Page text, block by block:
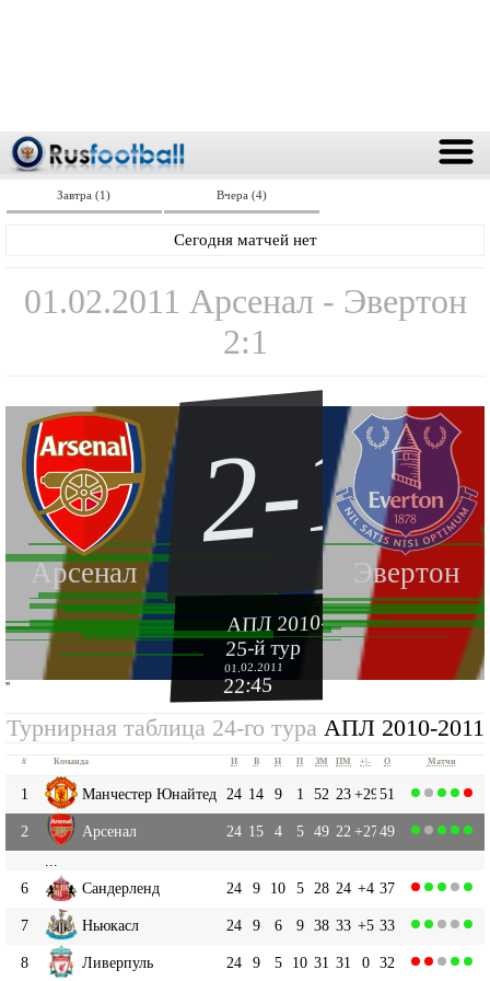
Завтра (1) Вчера (4)
Сегодня матчей нет
01.02.2011 Арсенал - Эвертон
2:1
Арсенал Эвертон
2-1
АПЛ 2010-2011
25-й тур
01.02.2011
22:45
''
Турнирная таблица 24-го тура АПЛ 2010-2011
# Команда И В Н П ЗМ ПМ +|- О Матчи
1 Манчестер Юнайтед 24 14 9 1 52 23+2951
2 Арсенал 24 15 4 5 49 22 +2749
6
Сандерленд 24 9 10 5 28 24 +4 37
7 Ньюкасл 24 9 6 9 38 33 +5 33
8 Ливерпуль 24 9 5 10 31 31 0 32